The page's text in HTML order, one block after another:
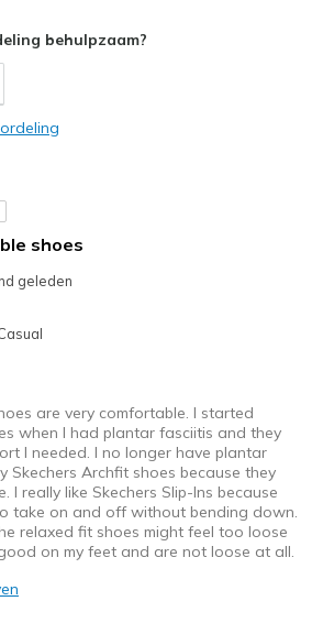
behulpzaam?
shoes
geleden
are very comfortable. I started
when I had plantar fasciitis and they
I needed. I no longer have plantar
Skechers Archfit shoes because they
I really like Skechers Slip-Ins because
take on and off without bending down.
relaxed fit shoes might feel too loose
on my feet and are not loose at all.